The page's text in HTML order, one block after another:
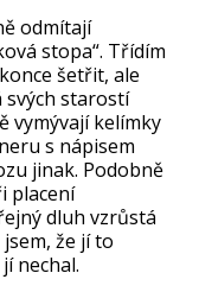
odmítají
stopa“. Třídím
šetřit, ale
svých starostí
vymývají kelímky
s nápisem
jinak. Podobně
placení
dluh vzrůstá
že jí to
nechal.